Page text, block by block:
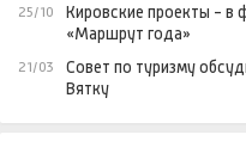
25/10
Кировские проекты - в
«Маршрут года»
21/03
Совет по туризму
Вятку